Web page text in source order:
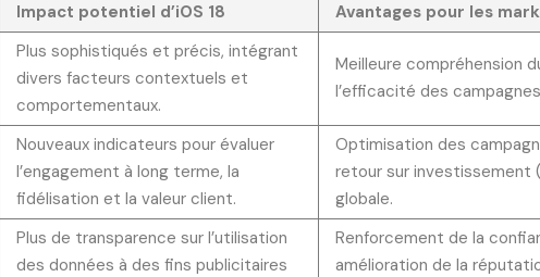
Impact potentiel d’iOS 18 Avantages pour les
Plus sophistiqués et précis, intégrant
divers facteurs contextuels et
comportementaux.
Meilleure compréhension
l’efficacité des
Nouveaux indicateurs pour évaluer
l’engagement à long terme, la
fidélisation et la valeur client.
Optimisation des
retour sur investissement
globale.
Plus de transparence sur l’utilisation
des données à des fins publicitaires
Renforcement de la
amélioration de la